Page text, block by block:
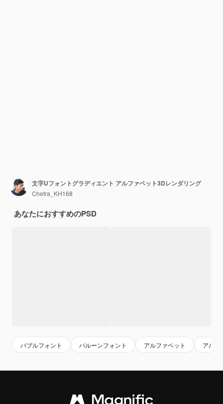
文字Uフォントグラディエント アルファベット3Dレンダリング
Chetra_KH168
あなたにおすすめのPSD
バブルフォント バルーンフォント アルファベット アルフ